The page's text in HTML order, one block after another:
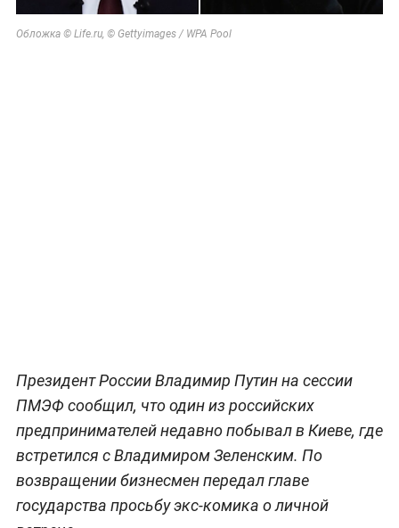
Обложка © Life.ru, © Gettyimages / WPA Pool
Президент России Владимир Путин на сессии
ПМЭФ сообщил, что один из российских
предпринимателей недавно побывал в Киеве, где
встретился с Владимиром Зеленским. По
возвращении бизнесмен передал главе
государства просьбу экс-комика о личной